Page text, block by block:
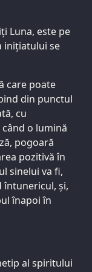
Luna, este pe
inițiatului se
care poate
din punctul
cu
o lumină
pogoară
pozitivă în
sinelui va fi,
întunericul, și,
înapoi în
al spiritului